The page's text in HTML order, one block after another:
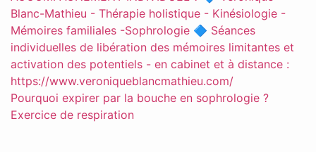
Pourquoi expirer par la bouche en sophrologie ?
Exercice de respiration